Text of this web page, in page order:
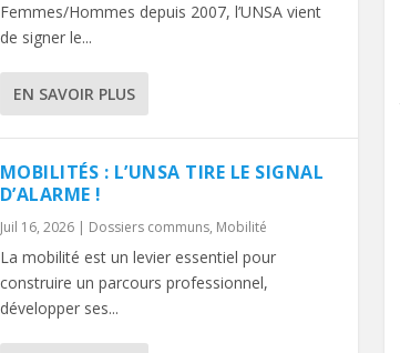
Femmes/Hommes depuis 2007, l’UNSA vient
de signer le...
EN SAVOIR PLUS
MOBILITÉS : L’UNSA TIRE LE SIGNAL
D’ALARME !
Juil 16, 2026| Dossiers communs, Mobilité
La mobilité est un levier essentiel pour
construire un parcours professionnel,
développer ses...